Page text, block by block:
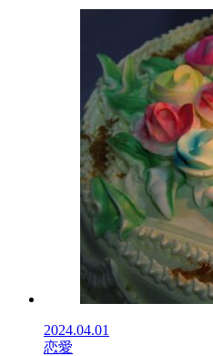
2024.04.01
恋愛